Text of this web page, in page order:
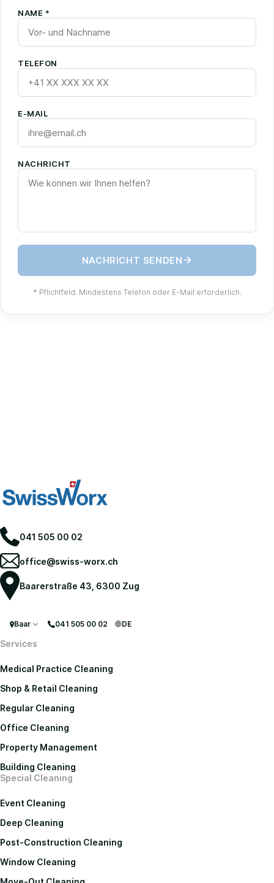
NAME *
TELEFON
E-MAIL
NACHRICHT
NACHRICHT SENDEN
* Pflichtfeld. Mindestens Telefon oder E-Mail erforderlich.
041 505 00 02
office@swiss-worx.ch
Baarerstraße 43, 6300 Zug
Baar 041 505 00 02 DE
Services
Medical Practice Cleaning
Shop & Retail Cleaning
Regular Cleaning
Office Cleaning
Property Management
Building Cleaning
Special Cleaning
Event Cleaning
Deep Cleaning
Post-Construction Cleaning
Window Cleaning